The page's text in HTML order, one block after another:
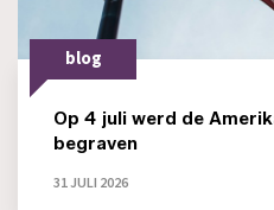
blog
Op 4 juli werd de
begraven
31 JULI 2026